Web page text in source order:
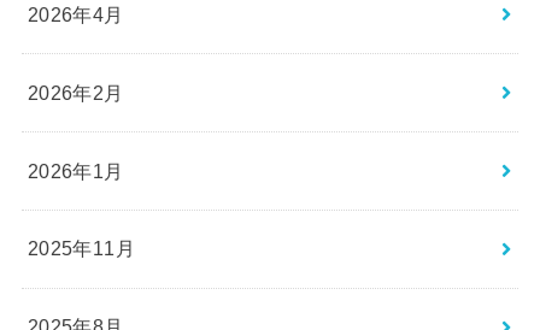
2026年4月
2026年2月
2026年1月
2025年11月